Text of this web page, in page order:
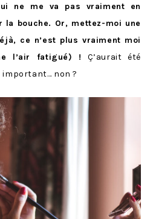
ne me va pas vraiment en
bouche. Or, mettez-moi une
ce n’est plus vraiment moi
l’air fatigué) !
Ç’aurait été
important… non ?